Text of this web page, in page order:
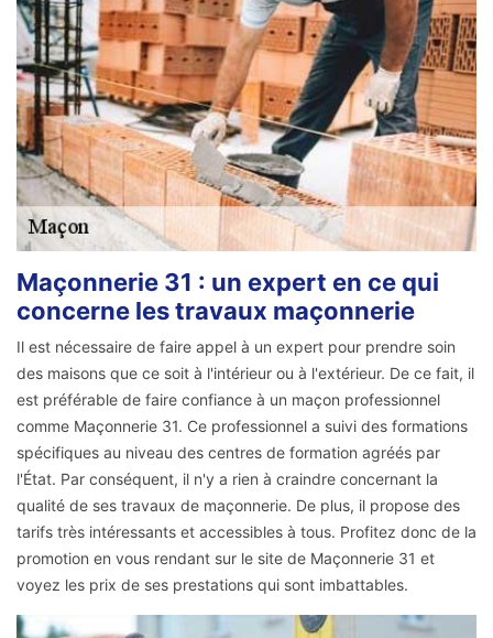
Maçonnerie 31 : un expert en ce qui
concerne les travaux maçonnerie
Il est nécessaire de faire appel à un expert pour prendre soin
des maisons que ce soit à l'intérieur ou à l'extérieur. De ce fait, il
est préférable de faire confiance à un maçon professionnel
comme Maçonnerie 31. Ce professionnel a suivi des formations
spécifiques au niveau des centres de formation agréés par
l'État. Par conséquent, il n'y a rien à craindre concernant la
qualité de ses travaux de maçonnerie. De plus, il propose des
tarifs très intéressants et accessibles à tous. Profitez donc de la
promotion en vous rendant sur le site de Maçonnerie 31 et
voyez les prix de ses prestations qui sont imbattables.